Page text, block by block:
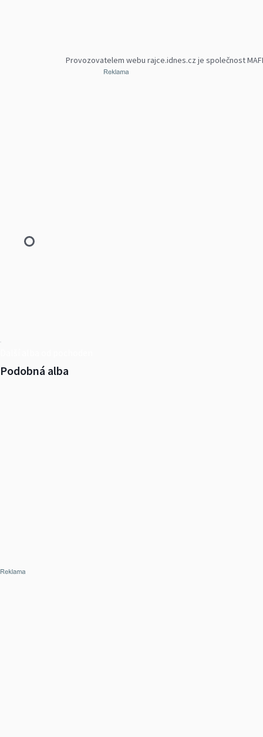
Provozovatelem webu rajce.idnes.cz je společnost
Podobná alba